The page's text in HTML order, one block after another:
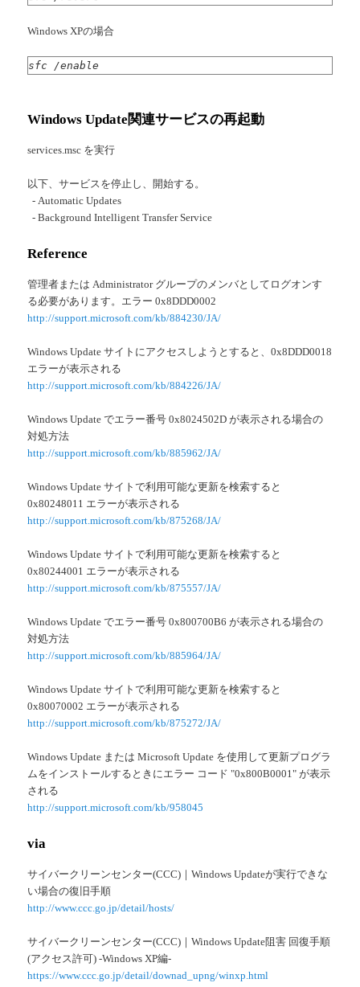
Windows XPの場合
sfc /enable
Windows Update関連サービスの再起動
services.msc を実行
以下、サービスを停止し、開始する。
- Automatic Updates
- Background Intelligent Transfer Service
Reference
管理者または Administrator グループのメンバとしてログオンす
る必要があります。エラー 0x8DDD0002
http://support.microsoft.com/kb/884230/JA/
Windows Update サイトにアクセスしようとすると、0x8DDD0018
エラーが表示される
http://support.microsoft.com/kb/884226/JA/
Windows Update でエラー番号 0x8024502D が表示される場合の
対処方法
http://support.microsoft.com/kb/885962/JA/
Windows Update サイトで利用可能な更新を検索すると
0x80248011 エラーが表示される
http://support.microsoft.com/kb/875268/JA/
Windows Update サイトで利用可能な更新を検索すると
0x80244001 エラーが表示される
http://support.microsoft.com/kb/875557/JA/
Windows Update でエラー番号 0x800700B6 が表示される場合の
対処方法
http://support.microsoft.com/kb/885964/JA/
Windows Update サイトで利用可能な更新を検索すると
0x80070002 エラーが表示される
http://support.microsoft.com/kb/875272/JA/
Windows Update または Microsoft Update を使用して更新プログラ
ムをインストールするときにエラー コード "0x800B0001" が表示
される
http://support.microsoft.com/kb/958045
via
サイバークリーンセンター(CCC)｜Windows Updateが実行できな
い場合の復旧手順
http://www.ccc.go.jp/detail/hosts/
サイバークリーンセンター(CCC)｜Windows Update阻害 回復手順
(アクセス許可) -Windows XP編-
https://www.ccc.go.jp/detail/downad_upng/winxp.html